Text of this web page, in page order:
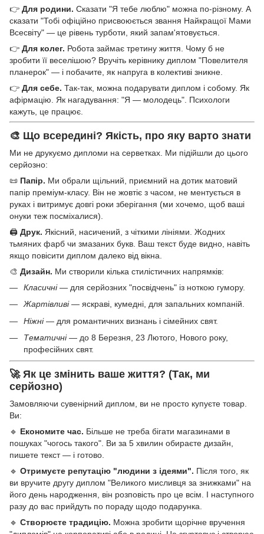
👉 Для родини. Сказати "Я тебе люблю" можна по-різному. А
сказати "Тобі офіційно присвоюється звання Найкращої Мами
Всесвіту" — це рівень турботи, який запам'ятовується.
👉 Для колег. Робота займає третину життя. Чому б не
зробити її веселішою? Вручіть керівнику диплом "Повелителя
планерок" — і побачите, як напруга в колективі зникне.
👉 Для себе. Так-так, можна подарувати диплом і собому. Як
афірмацію. Як нагадування: "Я — молодець". Психологи
кажуть, це працює.
🎨 Що всередині? Якість, про яку варто знати
Ми не друкуємо дипломи на серветках. Ми підійшли до цього
серйозно:
📜 Папір. Ми обрали щільний, приємний на дотик матовий
папір преміум-класу. Він не жовтіє з часом, не ментується в
руках і витримує довгі роки зберігання (ми хочемо, щоб ваші
онуки теж посміхалися).
🖨️ Друк. Якісний, насичений, з чіткими лініями. Жодних
тьмяних фарб чи змазаних букв. Ваш текст буде видно, навіть
якщо повісити диплом далеко від вікна.
🎨 Дизайн. Ми створили кілька стилістичних напрямків:
Класичні— для серйозних "посвідчень" із ноткою гумору.
Жартівливі— яскраві, кумедні, для запальних компаній.
Ніжні— для романтичних визнань і сімейних свят.
Тематичні— до 8 Березня, 23 Лютого, Нового року,
професійних свят.
🚀 Як це змінить ваше життя? (Так, ми
серйозно)
Замовляючи сувенірний диплом, ви не просто купуєте товар.
Ви:
🔹 Економите час. Більше не треба бігати магазинами в
пошуках "чогось такого". Ви за 5 хвилин обираєте дизайн,
пишете текст — і готово.
🔹 Отримуєте репутацію "людини з ідеями". Після того, як
ви вручите другу диплом "Великого мисливця за знижками" на
його день народження, він розповість про це всім. І наступного
разу до вас прийдуть по пораду щодо подарунка.
🔹 Створюєте традицію. Можна зробити щорічне вручення